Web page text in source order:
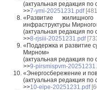
(актуальная редакция по
>>7-ymi-20251231.pdf
«Развитие
инфраструктуры
(актуальная редакция по
>>8-rjsiii-20251231.pdf
«Поддержка и развитие
Мирном»
(актуальная редакция по
>>9-pirsmispvm-
«Энергосбережение и
(актуальная редакция по
>>10-eipe-20251231.pdf